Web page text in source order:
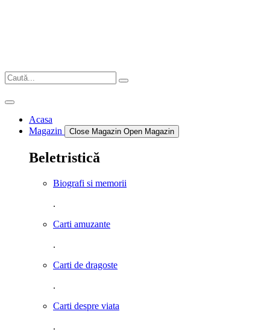
Acasa
Magazin
Close Magazin Open Magazin
Beletristică
Biografi si memorii
.
Carti amuzante
.
Carti de dragoste
.
Carti despre viata
.